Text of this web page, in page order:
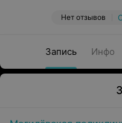
Нет отзывов
Запись Инфо